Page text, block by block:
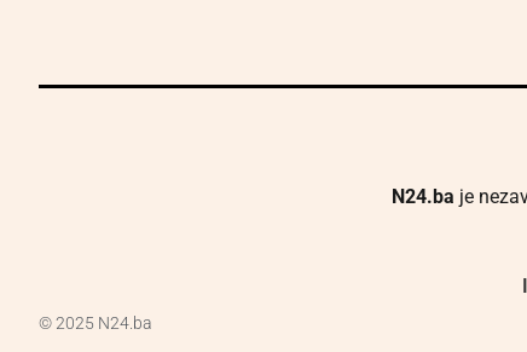
N24.ba je
© 2025 N24.ba